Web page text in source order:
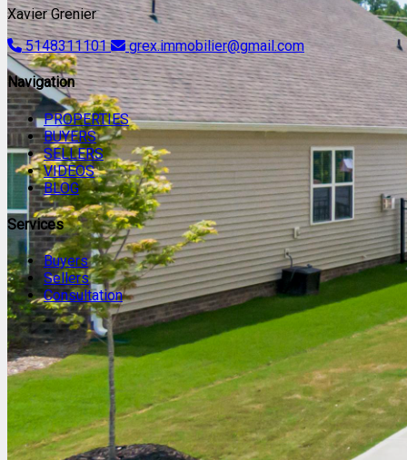
Xavier Grenier
5148311101
grex.immobilier@gmail.com
Navigation
PROPERTIES
BUYERS
SELLERS
VIDEOS
BLOG
Services
Buyers
Sellers
Consultation